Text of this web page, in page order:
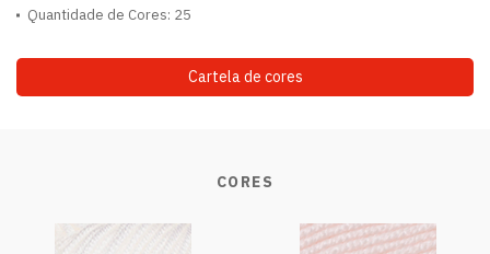
Quantidade de Cores: 25
Cartela de cores
CORES